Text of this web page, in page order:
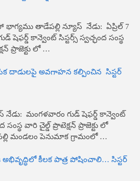
తాడేపల్లి న్యూస్ నేడు: ఏప్రిల్ 7
షెఫర్డ్ కాన్వెంట్ సిస్టర్స్ స్వచ్ఛంద సంస్థ
ప్రాజెక్టు లో …
దాడులపై అవగాహన కల్పించిన సిస్టర్
నేడు: మంగళవారం గుడ్ షెఫర్డ్ కాన్వెంట్
సంస్థ వారి చైల్డ్ ప్రొటెక్షన్ ప్రాజెక్టు లో
మండలం పెనుమాక గ్రామంలో …
కీలక పాత్ర పోషించాలి… సిస్టర్